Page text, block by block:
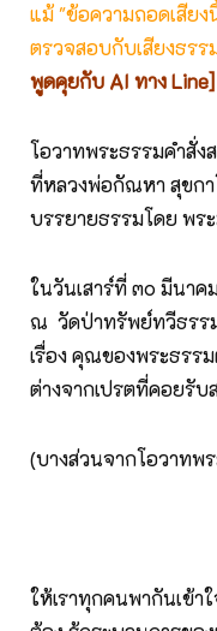
แม้ "ข้อความถอดเสีย
ตรวจสอบกับเสียงธร
พูดคุยกับ AI ทาง Line]
โอวาทพระธรรมคำสั่ง
ที่หลวงพ่อกัณหา สุขกา
บรรยายธรรมโดย พร
ในวันเสาร์ที่ ๓๐ มีนา
ณ วัดป่าทรัพย์ทวีธรรม
เรื่อง คุณของพระธรร
ต่างจากเปรตที่คอยรั
(บางส่วนจากโอวาทพ
ให้เราทุกคนพากันเข้